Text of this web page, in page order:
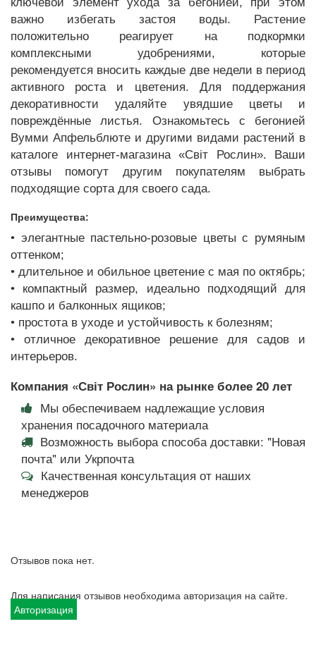
важно избегать застоя воды. Растение
положительно реагирует на подкормки
комплексными удобрениями, которые
рекомендуется вносить каждые две недели в период
активного роста и цветения. Для поддержания
декоративности удаляйте увядшие цветы и
повреждённые листья. Ознакомьтесь с бегонией
Вумми Апфельблюте и другими видами растений в
каталоге интернет-магазина «Світ Рослин». Ваши
отзывы помогут другим покупателям выбрать
подходящие сорта для своего сада.
Преимущества:
• элегантные пастельно-розовые цветы с румяным
оттенком;
• длительное и обильное цветение с мая по октябрь;
• компактный размер, идеально подходящий для
кашпо и балконных ящиков;
• простота в уходе и устойчивость к болезням;
• отличное декоративное решение для садов и
интерьеров.
Компания «Світ Рослин» на рынке более 20 лет
Мы обеспечиваем надлежащие условия
хранения посадочного материала
Возможность выбора способа доставки: "Новая
почта" или Укрпочта
Качественная консультация от наших
менеджеров
Отзывов пока нет.
Для написания отзывов необходима авторизация на сайте.
Авторизация